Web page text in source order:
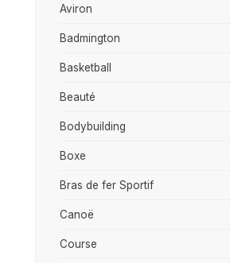
Aviron
Badmington
Basketball
Beauté
Bodybuilding
Boxe
Bras de fer Sportif
Canoë
Course